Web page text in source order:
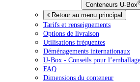
Conteneurs U-Box
Retour au menu principal
Tarifs et renseignements
Options de livraison
Utilisations fréquentes
Déménagements internationaux
U-Box - Conseils pour
FAQ
Dimensions du conteneur